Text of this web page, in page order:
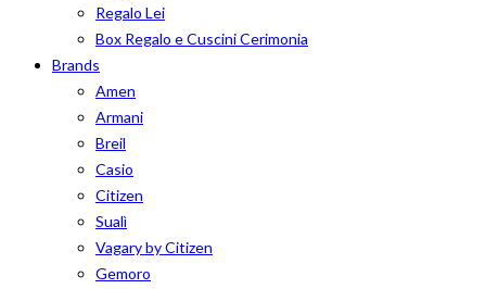
Regalo Lei
Box Regalo e Cuscini Cerimonia
Brands
Amen
Armani
Breil
Casio
Citizen
Sualì
Vagary by Citizen
Gemoro